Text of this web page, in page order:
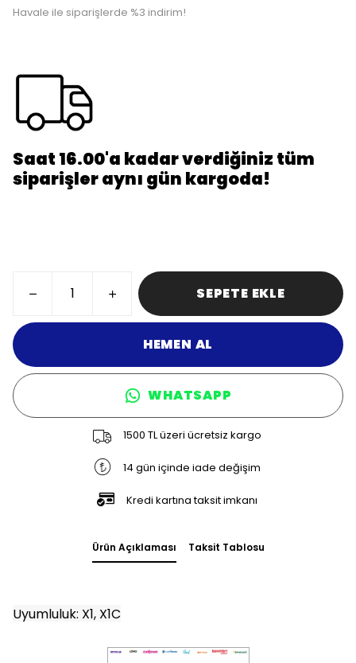
Havale ile siparişlerde %3 indirim!
Saat 16.00'a kadar verdiğiniz tüm
siparişler aynı gün kargoda!
SEPETE EKLE
HEMEN AL
WHATSAPP
1500 TL üzeri ücretsiz kargo
14 gün içinde iade değişim
Kredi kartına taksit imkanı
Ürün Açıklaması Taksit Tablosu
Uyumluluk: X1, X1C